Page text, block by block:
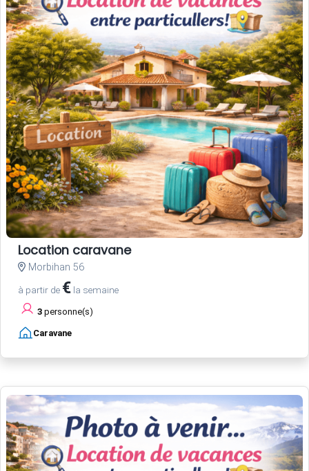
Location caravane
Morbihan 56
à partir de € la semaine
3 personne(s)
Caravane